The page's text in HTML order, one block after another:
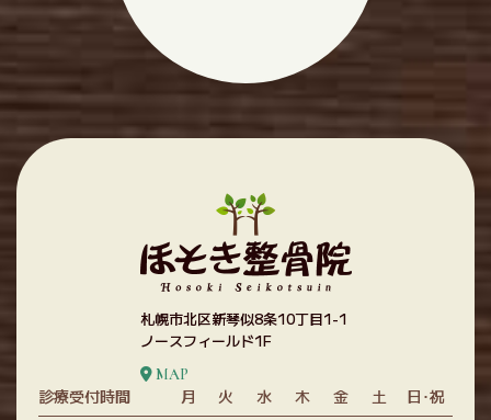
札幌市北区新琴似8条10丁目1-1
ノースフィールド1F
MAP
診療受付時間 月 火 水 木 金 土 日･祝